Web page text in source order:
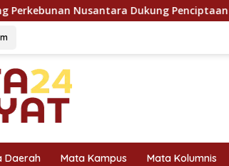
Penciptaan Lapangan Kerja, PTPN I
Daerah Mata Kampus Mata Kolumnis